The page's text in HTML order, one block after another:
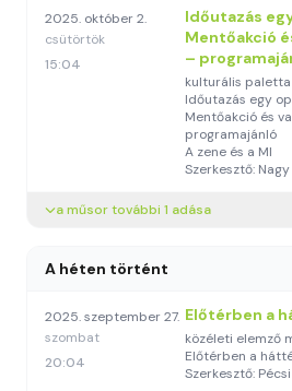
2025. október 2.
csütörtök
15:04
Időutazás
Mentőakció
–
kulturális paletta
Időutazás egy
Mentőakció és
programajánló
A zene és a MI
Szerkesztő:
a műsor további 1 adása
A héten történt
2025. szeptember 27.
szombat
20:04
Előtérben a
közéleti elemző
Előtérben a
Szerkesztő: